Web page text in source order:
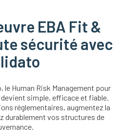
EBA Fit &
sécurité avec
le Human Risk Management pour
simple, efficace et fiable.
réglementaires, augmentez la
durablement vos structures de